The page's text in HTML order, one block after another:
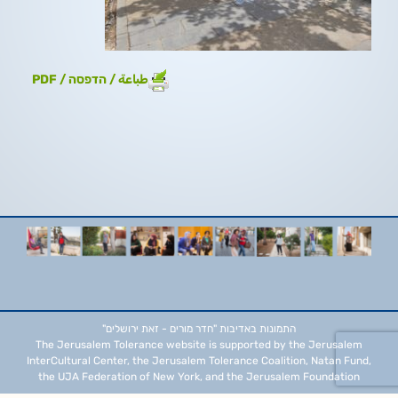
طباعة / הדפסה / PDF
התמונות באדיבות "חדר מורים - זאת ירושלים"
The Jerusalem Tolerance website is supported by the Jerusalem
InterCultural Center, the Jerusalem Tolerance Coalition, Natan Fund,
the UJA Federation of New York, and the Jerusalem Foundation